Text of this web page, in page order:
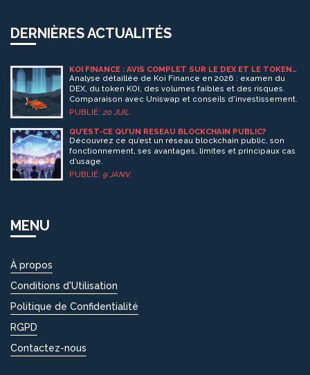
DERNIÈRES ACTUALITÉS
KOI FINANCE : AVIS COMPLET SUR LE DEX ET LE TOKEN
KOI EN 2026
Analyse détaillée de Koi Finance en 2026 : examen du
DEX, du token KOI, des volumes faibles et des risques.
Comparaison avec Uniswap et conseils d'investissement.
PUBLIÉ: 20 JUIL.
QU’EST‑CE QU’UN RÉSEAU BLOCKCHAIN PUBLIC?
Découvrez ce qu’est un réseau blockchain public, son
fonctionnement, ses avantages, limites et principaux cas
d’usage.
PUBLIÉ: 9 JANV.
MENU
À propos
Conditions d'Utilisation
Politique de Confidentialité
RGPD
Contactez-nous